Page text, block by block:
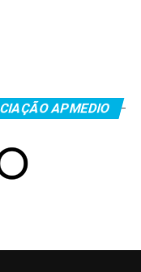
APMEDIO